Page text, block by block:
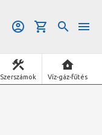
Szerszámok Víz-gáz-fűtés